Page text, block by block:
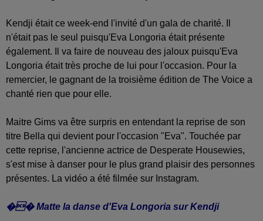
Kendji était ce week-end l'invité d'un gala de charité. Il
n'était pas le seul puisqu'Eva Longoria était présente
également. Il va faire de nouveau des jaloux puisqu'Eva
Longoria était très proche de lui pour l'occasion. Pour la
remercier, le gagnant de la troisième édition de The Voice a
chanté rien que pour elle.
Maitre Gims va être surpris en entendant la reprise de son
titre Bella qui devient pour l'occasion "Eva". Touchée par
cette reprise, l'ancienne actrice de Desperate Housewies,
s'est mise à danser pour le plus grand plaisir des personnes
présentes. La vidéo a été filmée sur Instagram.
�� Matte la danse d'Eva Longoria sur Kendji